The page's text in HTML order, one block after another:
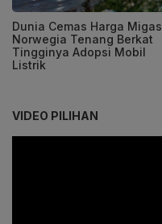
Dunia Cemas Harga Migas,
Norwegia Tenang Berkat
Tingginya Adopsi Mobil
Listrik
VIDEO PILIHAN